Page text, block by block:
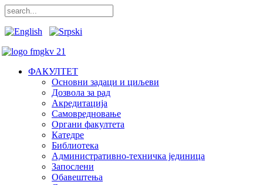
ФАКУЛТЕТ
Основни задаци и циљеви
Дозвола за рад
Акредитација
Самовредновање
Органи факултета
Катедре
Библиотека
Административно-техничка јединица
Запослени
Обавештења